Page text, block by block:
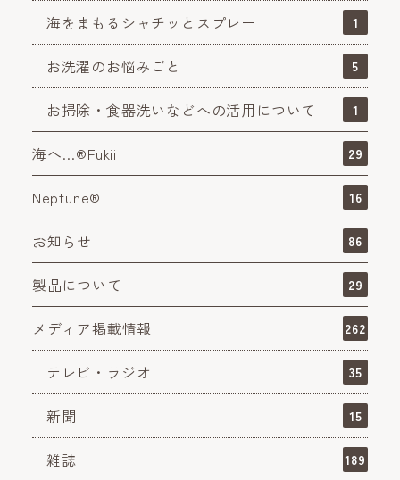
海をまもるシャチッとスプレー 1
お洗濯のお悩みごと 5
お掃除・食器洗いなどへの活用について 1
海へ…®Fukii 29
Neptune® 16
お知らせ 86
製品について 29
メディア掲載情報 262
テレビ・ラジオ 35
新聞 15
雑誌 189